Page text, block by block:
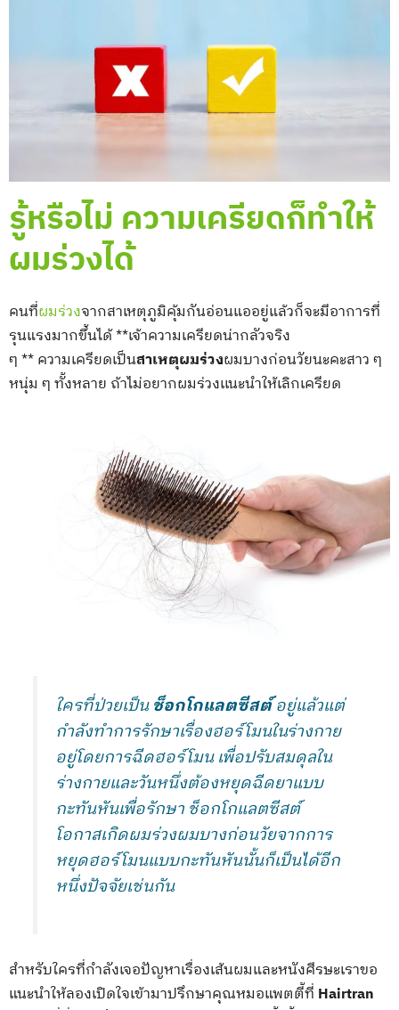
รู้หรือไม่ ความเครียดก็ทำให้
ผมร่วงได้
คนที่ผมร่วงจากสาเหตุภูมิคุ้มกันอ่อนแออยู่แล้วก็จะมีอาการที่
รุนแรงมากขึ้นได้ **เจ้าความเครียดน่ากลัวจริง
ๆ ** ความเครียดเป็นสาเหตุผมร่วงผมบางก่อนวัยนะคะสาว ๆ
หนุ่ม ๆ ทั้งหลาย ถ้าไม่อยากผมร่วงเเนะนำให้เลิกเครียด
ใครที่ป่วยเป็นช็อกโกแลตซีสต์อยู่แล้วแต่
กำลังทำการรักษาเรื่องฮอร์โมนในร่างกาย
อยู่โดยการฉีดฮอร์โมน เพื่อปรับสมดุลใน
ร่างกายและวันหนึ่งต้องหยุดฉีดยาแบบ
กะทันหันเพื่อรักษา ช็อกโกแลตซีสต์
โอกาสเกิดผมร่วงผมบางก่อนวัยจากการ
หยุดฮอร์โมนแบบกะทันหันนั้นก็เป็นได้อีก
หนึ่งปัจจัยเช่นกัน
สำหรับใครที่กำลังเจอปัญหาเรื่องเส้นผมและหนังศีรษะเราขอ
แนะนำให้ลองเปิดใจเข้ามาปรึกษาคุณหมอแพตตี้ที่ Hairtran